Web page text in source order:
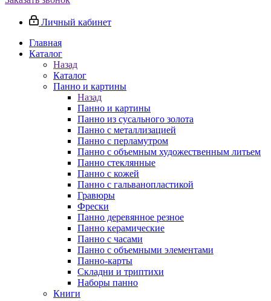
Личный кабинет
Главная
Каталог
Назад
Каталог
Панно и картины
Назад
Панно и картины
Панно из сусального золота
Панно с металлизацией
Панно с перламутром
Панно с объемным художественным литьем
Панно стеклянные
Панно с кожей
Панно с гальванопластикой
Гравюры
Фрески
Панно деревянное резное
Панно керамические
Панно с часами
Панно с объемными элементами
Панно-карты
Складни и триптихи
Наборы панно
Книги